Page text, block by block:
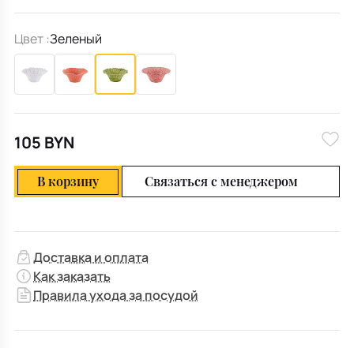
Цвет :Зеленый
105 BYN
В корзину Связаться с менеджером
Доставка и оплата
Как заказать
Правила ухода за посудой